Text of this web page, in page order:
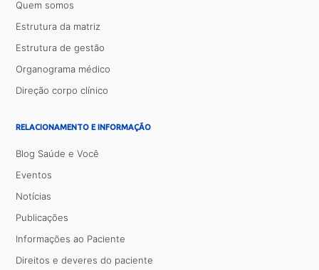
Quem somos
Estrutura da matriz
Estrutura de gestão
Organograma médico
Direção corpo clínico
RELACIONAMENTO E INFORMAÇÃO
Blog Saúde e Você
Eventos
Notícias
Publicações
Informações ao Paciente
Direitos e deveres do paciente